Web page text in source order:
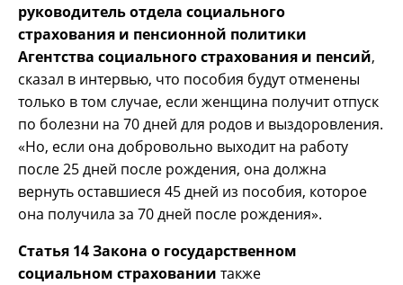
руководительотдела социального
страхования и пенсионной политики
Агентства социального страхования и пенсий,
сказал в интервью, что пособия будут отменены
только в том случае, если женщина получит отпуск
по болезни на 70 дней для родов и выздоровления.
«Но, если она добровольно выходит на работу
после 25 дней после рождения, она должна
вернуть оставшиеся 45 дней из пособия, которое
она получила за 70 дней после рождения».
Статья 14 Закона о государственном
социальном страховании также